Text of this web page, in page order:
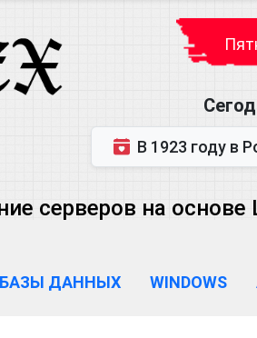
В 1923 году в Ростове-на-Дону
серверов на основе
БАЗЫ ДАННЫХ WINDOWS